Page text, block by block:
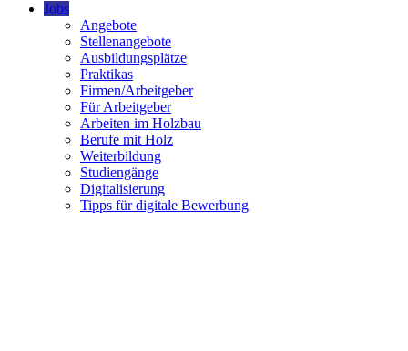
Jobs
Angebote
Stellenangebote
Ausbildungsplätze
Praktikas
Firmen/Arbeitgeber
Für Arbeitgeber
Arbeiten im Holzbau
Berufe mit Holz
Weiterbildung
Studiengänge
Digitalisierung
Tipps für digitale Bewerbung